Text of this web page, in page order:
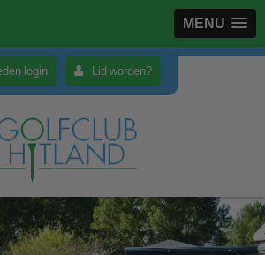
MENU
login Lid worden?